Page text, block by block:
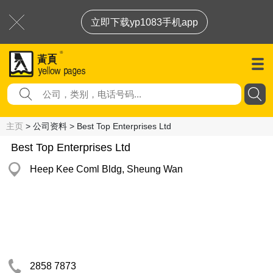
立即下载yp1083手机app
主页 > 公司资料 > Best Top Enterprises Ltd
Best Top Enterprises Ltd
Heep Kee Coml Bldg, Sheung Wan
2858 7873